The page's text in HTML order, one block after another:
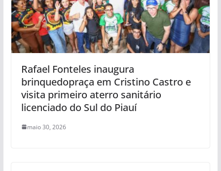
Rafael Fonteles inaugura
brinquedopraça em Cristino Castro e
visita primeiro aterro sanitário
licenciado do Sul do Piauí
maio 30, 2026